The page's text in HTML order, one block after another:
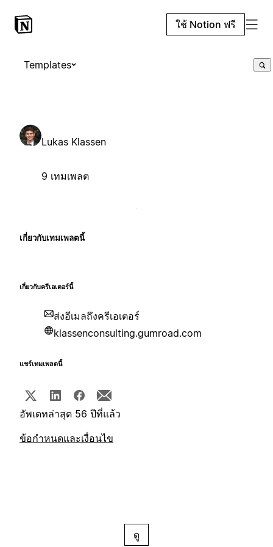
ใช้ Notion ฟรี
Templates
Lukas Klassen
9 เทมเพลต
เกี่ยวกับเทมเพลตนี้
เกี่ยวกับครีเอเตอร์นี้
ส่งอีเมลถึงครีเอเตอร์
klassenconsulting.gumroad.com
แชร์เทมเพลตนี้
อัพเดทล่าสุด 56 ปีที่แล้ว
ข้อกำหนดและเงื่อนไข
ดู